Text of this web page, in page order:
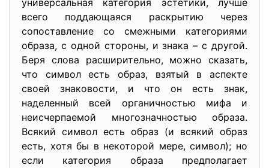
универсальная категория эстетики, лучше
всего поддающаяся раскрытию через
сопоставление со смежными категориями
образа, с одной стороны, и знака – с другой.
Беря слова расширительно, можно сказать,
что символ есть образ, взятый в аспекте
своей знаковости, и что он есть знак,
наделенный всей органичностью мифа и
неисчерпаемой многозначностью образа.
Всякий символ есть образ (и всякий образ
есть, хотя бы в некоторой мере, символ); но
если категория образа предполагает